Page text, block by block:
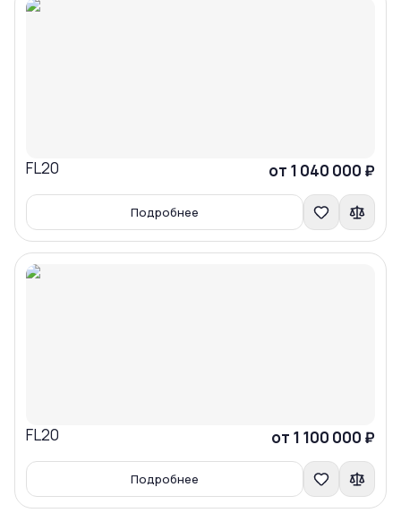
FL20 от 1 040 000 ₽
Подробнее
Сравнить
FL20 от 1 100 000 ₽
Подробнее
Сравнить